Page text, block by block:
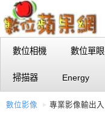
數位相機 數位單眼
掃描器 Energy
數位影像 專業影像輸出入